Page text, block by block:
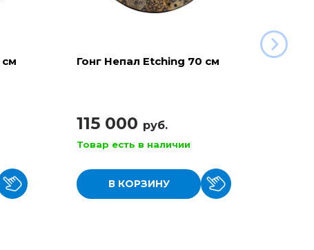
см Гонг Непал Etching 70 см
115 000 руб.
Товар есть в наличии
В КОРЗИНУ
Гонг